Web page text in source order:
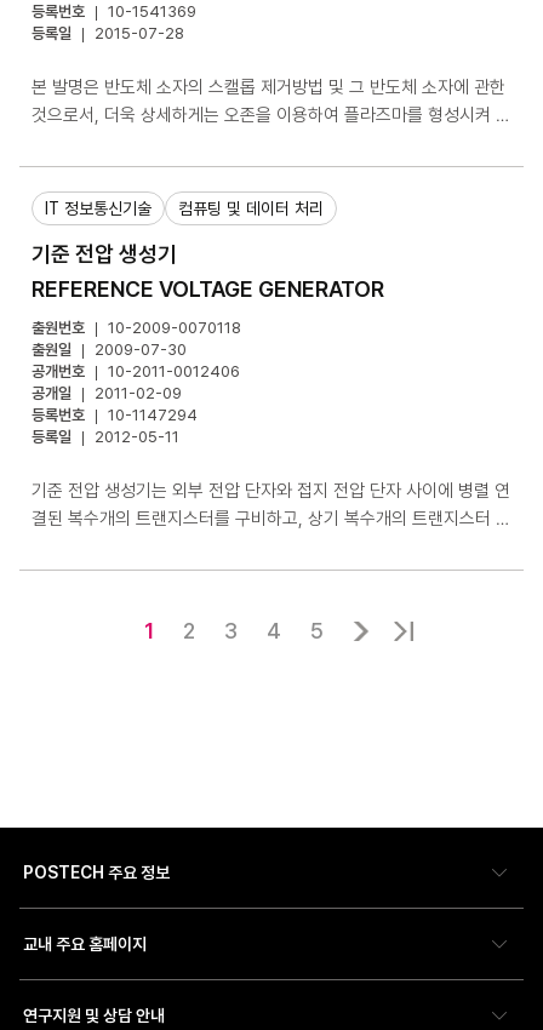
등록번호
10-1541369
등록일
2015-07-28
본 발명은 반도체 소자의 스캘롭 제거방법 및 그 반도체 소자에 관한
것으로서, 더욱 상세하게는 오존을 이용하여 플라즈마를 형성시켜 Si
을 통한 방향성 산화 기술을 활용하여 스캘롭 특성의 개선을 통해 소
자의 신뢰성을 향상시킬 수 있는 반도체 소자의 스캘롭 제거방법 및
그 반도체 소자에 관한 것이다. 본 발명은 반도체 소자의 스캘롭 제거
방법은 하드마스크 산화막과 노광막을 증착한 후 Si 식각 또는 SiC
식각에 의해 Si 기판 또는 Sic 기판에 홀이나 트렌치를 형성하는 단
롭 표면에 산화막을 형성하는 단계, 및 상기 산화막을 선택적으로 식
각하여 스캘롭을 제거하는 단계를 포함하여 구성된다.
IT 정보통신기술 컴퓨팅 및 데이터 처리
기준 전압 생성기
REFERENCE VOLTAGE GENERATOR
출원번호
10-2009-0070118
출원일
2009-07-30
공개번호
10-2011-0012406
공개일
2011-02-09
등록번호
10-1147294
등록일
2012-05-11
기준 전압 생성기는 외부 전압 단자와 접지 전압 단자 사이에 병렬 연
결된 복수개의 트랜지스터를 구비하고, 상기 복수개의 트랜지스터 중
상기 외부 전압의 레벨 변동에 따른 상기 복수개의 트랜지스터의 게
1 2 3 4 5
POSTECH 주요 정보
교내 주요 홈페이지
연구지원 및 상담 안내